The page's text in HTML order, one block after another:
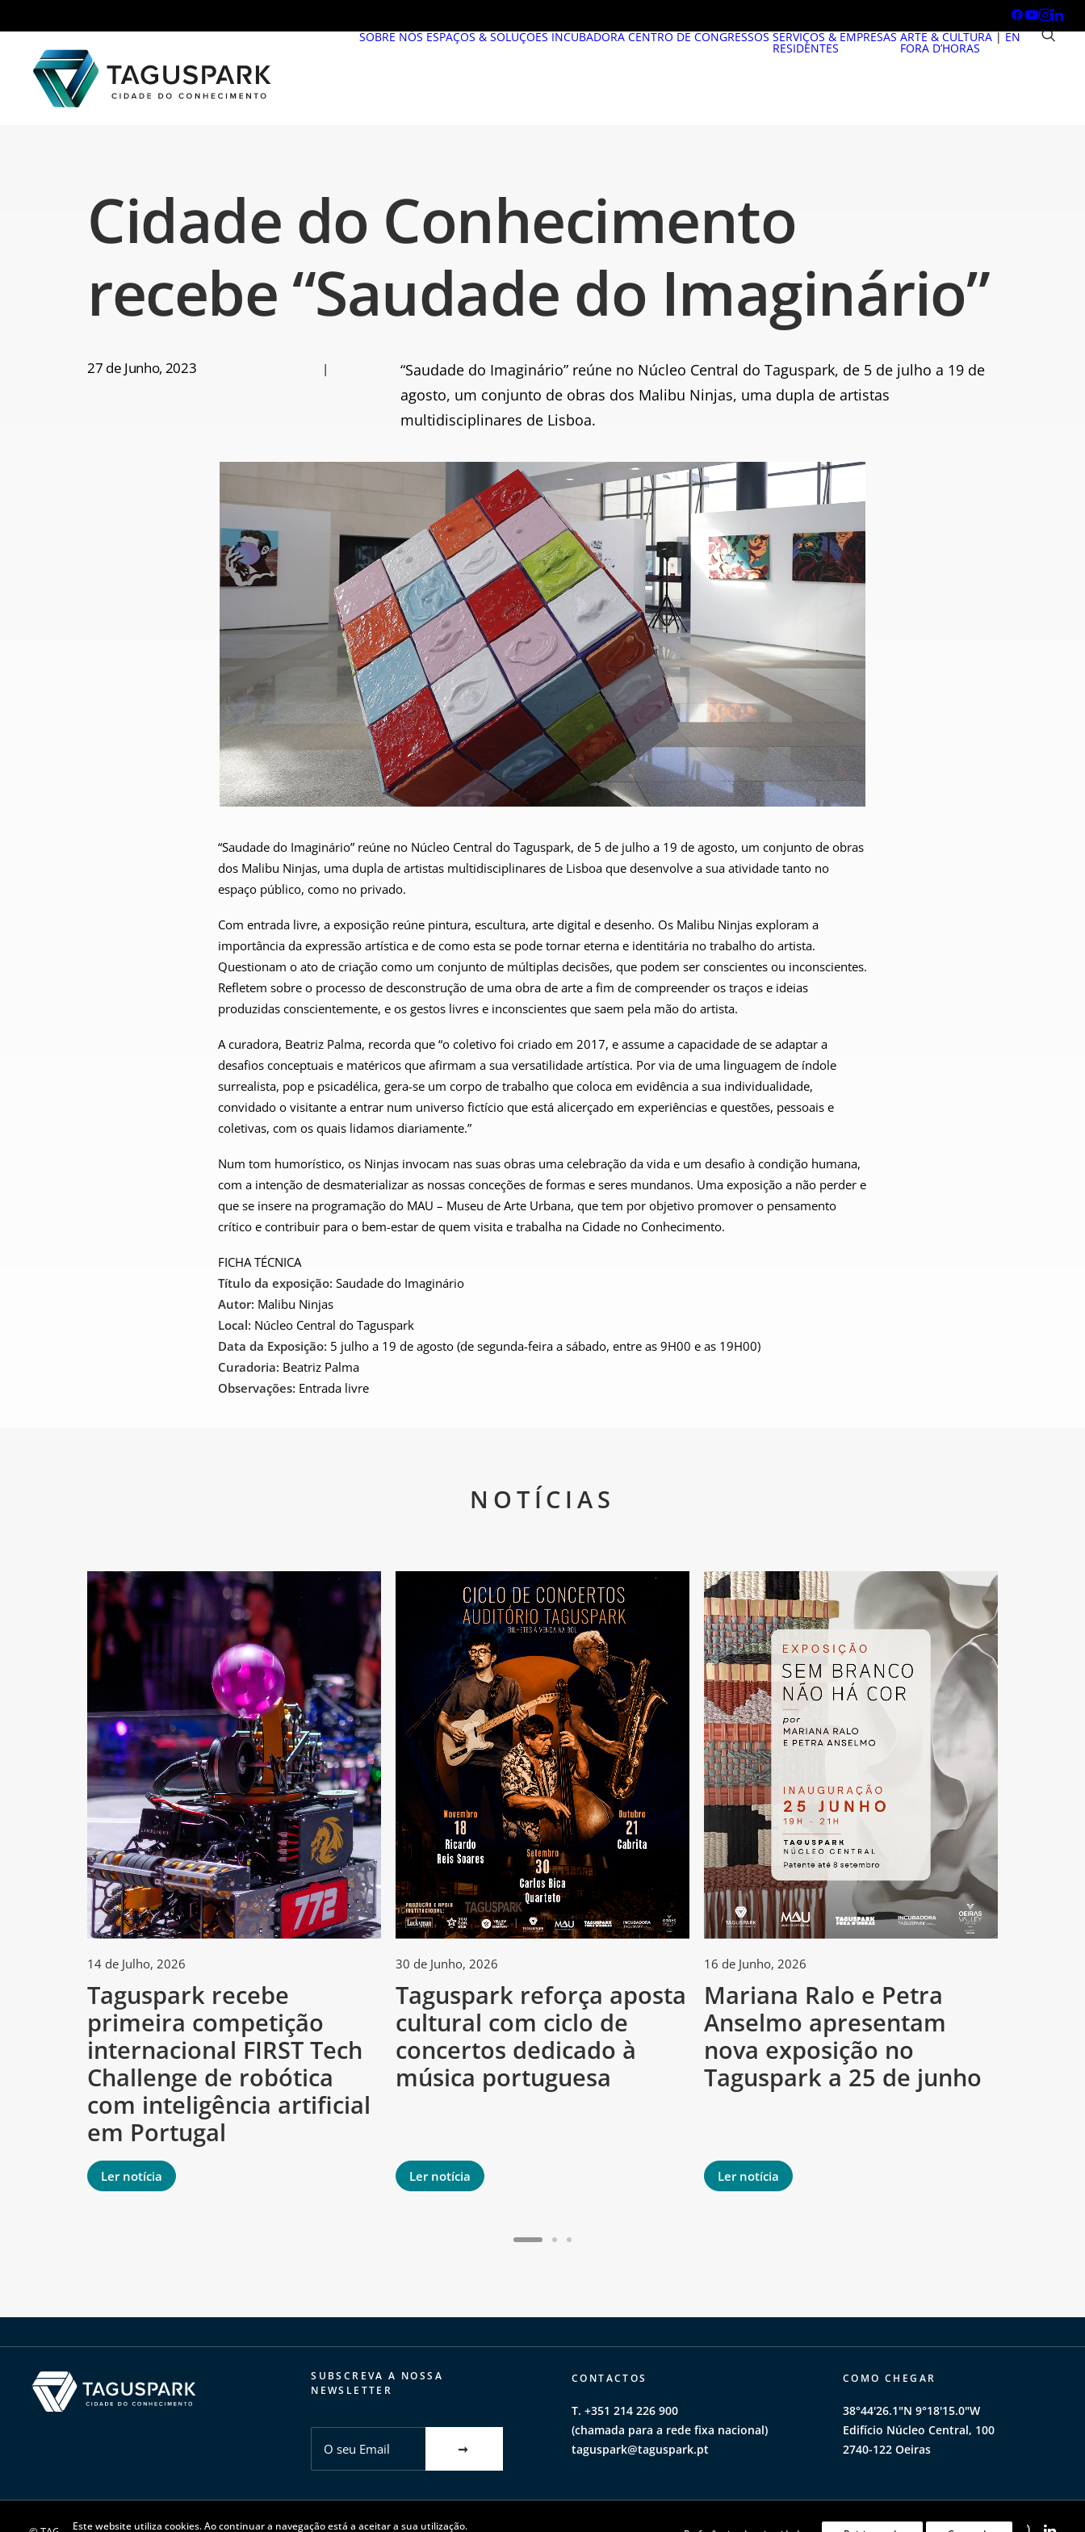
SOBRE NÓS ESPAÇOS & SOLUÇÕES INCUBADORA CENTRO DE CONGRESSOS SERVIÇOS & EMPRESAS
RESIDENTES
ARTE & CULTURA
FORA D’HORAS
| EN
Cidade do Conhecimento
recebe “Saudade do Imaginário”
27 de Junho, 2023 |
“Saudade do Imaginário” reúne no Núcleo Central do Taguspark, de 5 de julho a 19 de
agosto, um conjunto de obras dos Malibu Ninjas, uma dupla de artistas
multidisciplinares de Lisboa.
“Saudade do Imaginário” reúne no Núcleo Central do Taguspark, de 5 de julho a 19 de agosto, um conjunto de obras
dos Malibu Ninjas, uma dupla de artistas multidisciplinares de Lisboa que desenvolve a sua atividade tanto no
espaço público, como no privado.
Com entrada livre, a exposição reúne pintura, escultura, arte digital e desenho. Os Malibu Ninjas exploram a
importância da expressão artística e de como esta se pode tornar eterna e identitária no trabalho do artista.
Questionam o ato de criação como um conjunto de múltiplas decisões, que podem ser conscientes ou inconscientes.
Refletem sobre o processo de desconstrução de uma obra de arte a fim de compreender os traços e ideias
produzidas conscientemente, e os gestos livres e inconscientes que saem pela mão do artista.
A curadora, Beatriz Palma, recorda que “o coletivo foi criado em 2017, e assume a capacidade de se adaptar a
desafios conceptuais e matéricos que afirmam a sua versatilidade artística. Por via de uma linguagem de índole
surrealista, pop e psicadélica, gera-se um corpo de trabalho que coloca em evidência a sua individualidade,
convidado o visitante a entrar num universo fictício que está alicerçado em experiências e questões, pessoais e
coletivas, com os quais lidamos diariamente.”
Num tom humorístico, os Ninjas invocam nas suas obras uma celebração da vida e um desafio à condição humana,
com a intenção de desmaterializar as nossas conceções de formas e seres mundanos. Uma exposição a não perder e
que se insere na programação do MAU – Museu de Arte Urbana, que tem por objetivo promover o pensamento
crítico e contribuir para o bem-estar de quem visita e trabalha na Cidade no Conhecimento.
FICHA TÉCNICA
Título da exposição: Saudade do Imaginário
Autor: Malibu Ninjas
Local: Núcleo Central do Taguspark
Data da Exposição: 5 julho a 19 de agosto (de segunda-feira a sábado, entre as 9H00 e as 19H00)
Curadoria: Beatriz Palma
Observações: Entrada livre
NOTÍCIAS
14 de Julho, 2026
Taguspark recebe
primeira competição
internacional FIRST Tech
Challenge de robótica
com inteligência artificial
em Portugal
Ler notícia
30 de Junho, 2026
Taguspark reforça aposta
cultural com ciclo de
concertos dedicado à
música portuguesa
Ler notícia
16 de Junho, 2026
Mariana Ralo e Petra
Anselmo apresentam
nova exposição no
Taguspark a 25 de junho
Ler notícia
SUBSCREVA A NOSSA
NEWSLETTER
CONTACTOS
T. +351 214 226 900
(chamada para a rede fixa nacional)
taguspark@taguspark.pt
COMO CHEGAR
38°44'26.1"N 9°18'15.0"W
Edifício Núcleo Central, 100
2740-122 Oeiras
Este website utiliza cookies. Ao continuar a navegação está a aceitar a sua utilização.